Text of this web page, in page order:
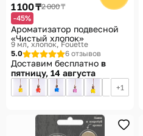
1 100 ₸2 000 ₸
-45%
Ароматизатор подвесной
«Чистый хлопок»
9 мл, хлопок Fouette
5.0
6 отзывов
Доставим бесплатно в
пятницу, 14 августа
1